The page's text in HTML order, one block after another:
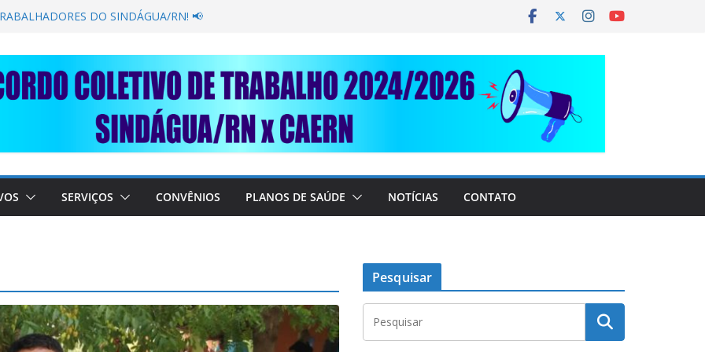
SECAR SUA TORNEIRA: UNIDOS
em importante debate com o Ministro
A SABESP! 🚨
AJUDE O NOSSO
RAIMUNDO DA CAERN!
SERVIÇOS CONVÊNIOS PLANOS DE SAÚDE NOTÍCIAS CONTATO
Pesquisar